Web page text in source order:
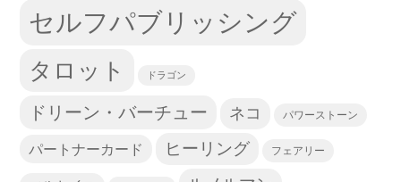
セルフパブリッシング
タロット ドラゴン
ドリーン・バーチュー ネコ パワーストーン
パートナーカード ヒーリング フェアリー